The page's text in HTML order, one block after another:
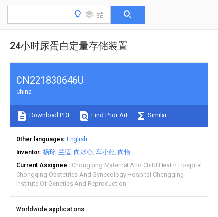
24小时尿蛋白定量存储装置
CN221830646U
China
Download PDF Find Prior Art Similar
Other languages English
Inventor 杨玲 兰蓝 向冰心 车小燕 向怡
Current Assignee
Chongqing Maternal And Child Health Hospital
Chongqing Obstetrics And Gynecology Hospital Chongqing
Institute Of Genetics And Reproduction
Worldwide applications